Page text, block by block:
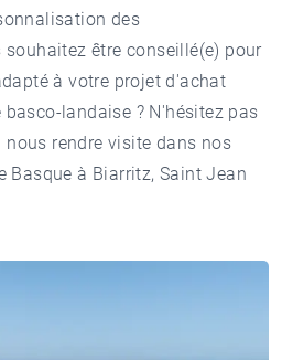
des
être conseillé(e) pour
à votre projet d'achat
landaise ? N'hésitez pas
rendre visite dans nos
Basque à Biarritz, Saint Jean